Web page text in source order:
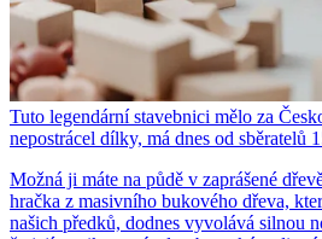
Tuto legendární stavebnici mělo za
nepostrácel dílky, má dnes od sběratelů
Možná ji máte na půdě v zaprášené
hračka z masivního bukového dřeva,
našich předků, dodnes vyvolává silnou